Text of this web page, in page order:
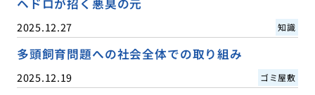
ヘドロが招く悪臭の元
2025.12.27 知識
多頭飼育問題への社会全体での取り組み
2025.12.19 ゴミ屋敷